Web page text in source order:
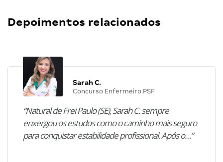
Depoimentos relacionados
Sarah C.
Concurso Enfermeiro PSF
“Natural de Frei Paulo (SE), Sarah C. sempre
enxergou os estudos como o caminho mais seguro
para conquistar estabilidade profissional. Após o…”